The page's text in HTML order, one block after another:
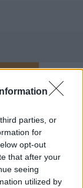
parties, or
for
opt-out
that after your
seeing
utilized by